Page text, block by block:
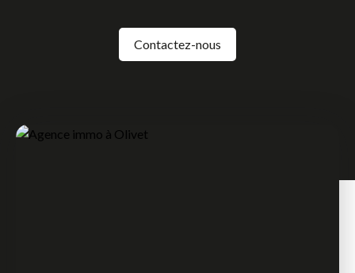
Contactez-nous